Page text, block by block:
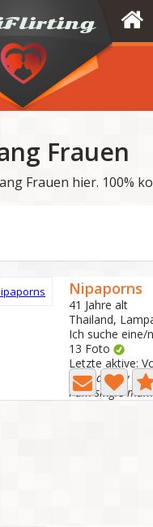
Frauen
Frauen hier. 100%
Nipaporns
41 Jahre alt
Thailand,
Ich suche eine/
13 Foto
Letzte aktive: